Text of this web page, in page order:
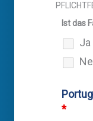
Ist das
Ja
*